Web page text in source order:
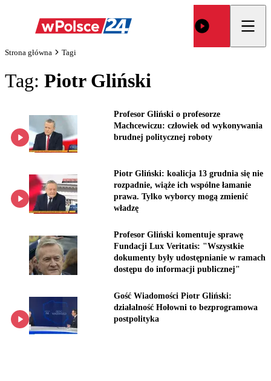
Strona główna Tagi
Tag: Piotr Gliński
Profesor Gliński o profesorze
Machcewiczu: człowiek od wykonywania
brudnej politycznej roboty
Piotr Gliński: koalicja 13 grudnia się nie
rozpadnie, wiąże ich wspólne łamanie
prawa. Tylko wyborcy mogą zmienić
władzę
Profesor Gliński komentuje sprawę
Fundacji Lux Veritatis: "Wszystkie
dokumenty były udostępnianie w ramach
dostępu do informacji publicznej"
Gość Wiadomości Piotr Gliński:
działalność Hołowni to bezprogramowa
postpolityka